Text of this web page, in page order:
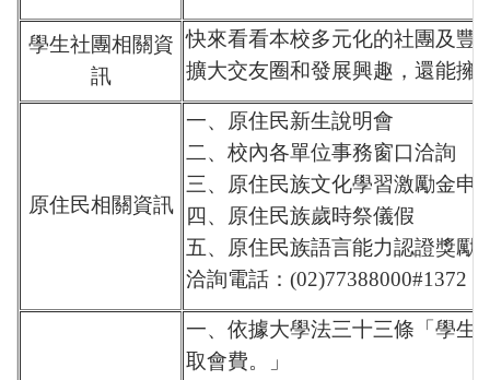
學生社團相關資
訊
快來看看本校多元化的社團及豐
擴大交友圈和發展興趣，還能擁
原住民相關資訊
一、原住民新生說明會
二、校內各單位事務窗口洽詢
三、原住民族文化學習激勵金申
四、原住民族歲時祭儀假
五、原住民族語言能力認證獎勵
洽詢電話：(02)77388000#1372
一、依據大學法三十三條「學生
取會費。」